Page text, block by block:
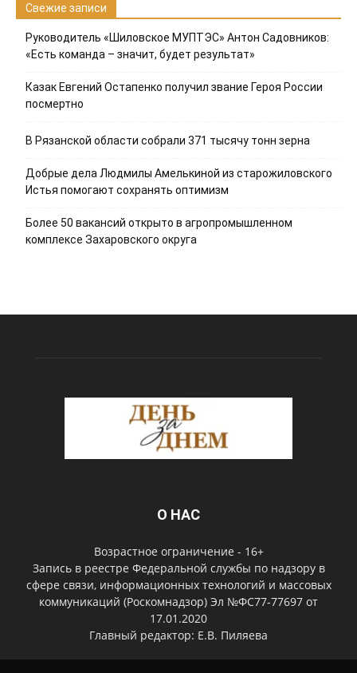
Свежие записи
Руководитель «Шиловское МУПТЭС» Антон Садовников:
«Есть команда – значит, будет результат»
Казак Евгений Остапенко получил звание Героя России
посмертно
В Рязанской области собрали 371 тысячу тонн зерна
Добрые дела Людмилы Амелькиной из старожиловского
Истья помогают сохранять оптимизм
Более 50 вакансий открыто в агропромышленном
комплексе Захаровского округа
О НАС
Возрастное ограничение - 16+
Запись в реестре Федеральной службы по надзору в
сфере связи, информационных технологий и массовых
коммуникаций (Роскомнадзор) Эл №ФС77-77697 от
17.01.2020
Главный редактор: Е.В. Пиляева